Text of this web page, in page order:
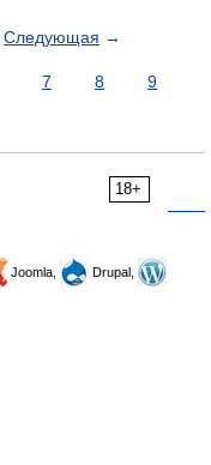
Следующая →
7 8
9
18+
Joomla,
Drupal,